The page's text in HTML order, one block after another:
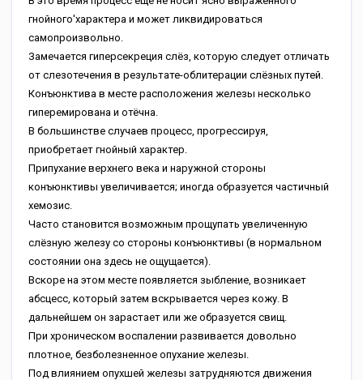
гнойного'характера и может ликвидироваться
самопроизвольно.
Замечается гиперсекреция слёз, которую следует отличать
от слезотечения в результате-облитерации слёзных путей.
Конъюнктива в месте расположения железы несколько
гиперемирована и отёчна.
В большинстве случаев процесс, прогрессируя,
приобретает гнойный характер.
Припухание верхнего века и наружной стороны
конъюнктивы увеличивается; иногда образуется частичный
хемозис.
Часто становится возможным прощупать увеличенную
слёзную железу со стороны конъюнктивы (в нормальном
состоянии она здесь не ощущается).
Вскоре на этом месте появляется зыбление, возникает
абсцесс, который затем вскрывается через кожу. В
дальнейшем он зарастает или же образуется свищ.
При хроническом воспалении развивается довольно
плотное, безболезненное опухание железы.
Под влиянием опухшей железы затрудняются движения